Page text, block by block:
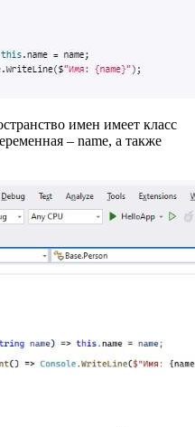
имен имеет класс
– name, а также